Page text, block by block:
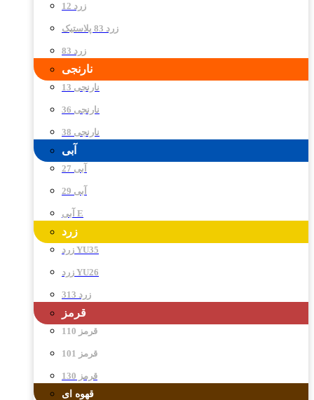
زرد 12
زرد 83 پلاستیک
زرد 83
نارنجی
نارنجی 13
نارنجی 36
نارنجی 38
آبی
آبی 27
آبی 29
آبی E
زرد
زرد YU35
زرد YU26
زرد 313
قرمز
قرمز 110
قرمز 101
قرمز 130
قهوه ای